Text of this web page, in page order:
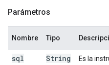
Parámetros
Nombre Tipo
sql String Es la